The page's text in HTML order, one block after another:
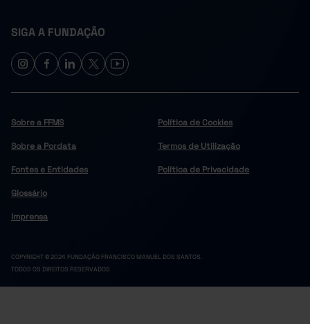
SIGA A FUNDAÇÃO
Sobre a FFMS
Sobre a Pordata
Fontes e Entidades
Glossário
Imprensa
Política de Cookies
Termos de Utilização
Política de Privacidade
COPYRIGHT © 2024 FUNDAÇÃO FRANCISCO MANUEL DOS SANTOS.
TODOS OS DIREITOS RESERVADOS